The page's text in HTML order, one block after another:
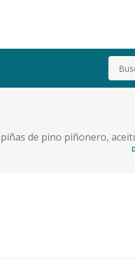
Buscar
de pino piñonero,
maquinaría agrícola.